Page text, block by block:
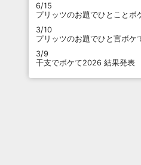
6/15
プリッツのお題でひとことボ
3/10
プリッツのお題でひと言ボケ
3/9
干支でボケて2026 結果発表